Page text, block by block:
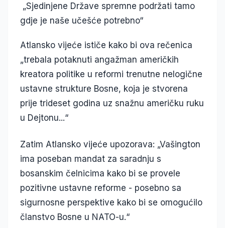
„Sjedinjene Države spremne podržati tamo
gdje je naše učešće potrebno“
Atlansko vijeće ističe kako bi ova rečenica
„trebala potaknuti angažman američkih
kreatora politike u reformi trenutne nelogične
ustavne strukture Bosne, koja je stvorena
prije trideset godina uz snažnu američku ruku
u Dejtonu...“
Zatim Atlansko vijeće upozorava: „Vašington
ima poseban mandat za saradnju s
bosanskim čelnicima kako bi se provele
pozitivne ustavne reforme - posebno sa
sigurnosne perspektive kako bi se omogućilo
članstvo Bosne u NATO-u.“